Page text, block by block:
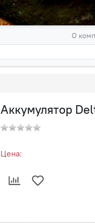
О
Аккумулятор
Цена: